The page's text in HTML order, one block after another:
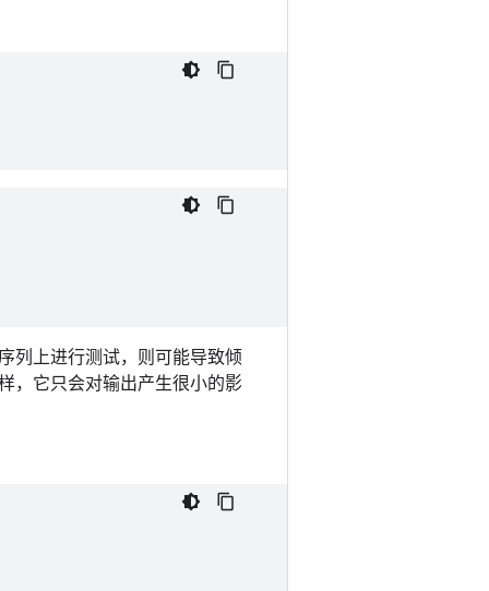
列上进行测试，则可能导致倾
，它只会对输出产生很小的影